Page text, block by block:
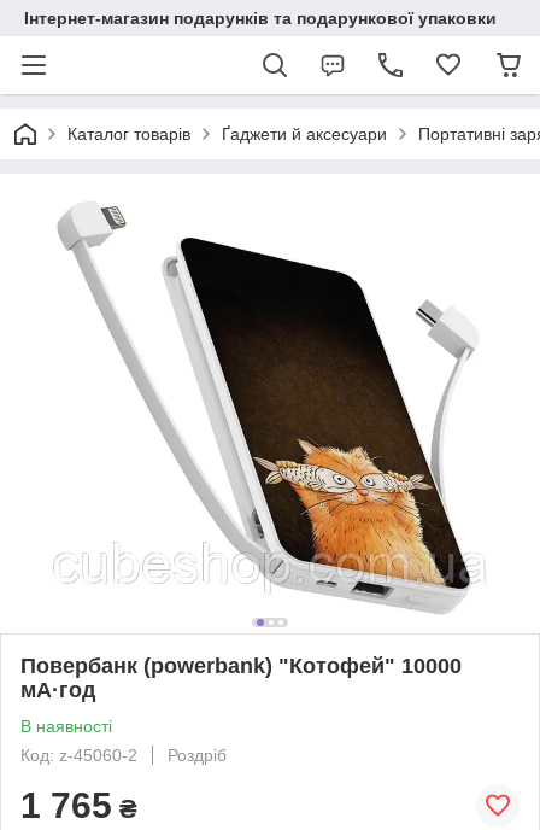
Інтернет-магазин подарунків та подарункової упаковки
Каталог товарів Ґаджети й аксесуари Портативні
Повербанк (powerbank) "Котофей" 10000
мА·год
В наявності
Код: z-45060-2
Роздріб
1 765 ₴